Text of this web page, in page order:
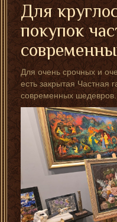
Для
покупок
Для очень срочных и
есть закрытая Частная
современных